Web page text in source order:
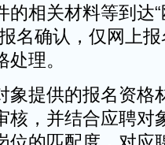
的相关材料等到达
名确认，仅网上
理。
象提供的报名资格
核，并结合应聘对